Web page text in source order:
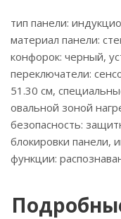
тип панели:
материал панели:
конфорок: черный,
переключатели:
51.30 см,
овальной зоной
безопасность:
блокировки панели,
функции: